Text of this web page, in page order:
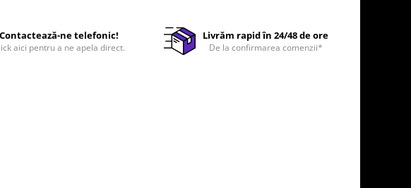
Contactează-ne telefonic!
aici pentru a ne apela direct.
Livrăm rapid în 24/48 de ore
De la confirmarea comenzii*